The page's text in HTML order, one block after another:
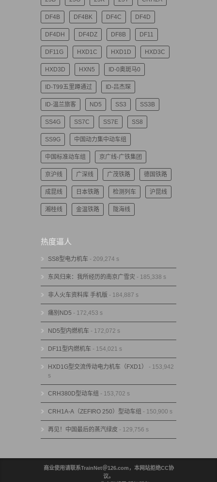
DF4B DF4BK DF4C DF4D
DF4DH DF4DZ DF8B DF11
DF11G HXD1C HXD1D HXD3C
HXD3D HXN5 ID-0奥斑马0
ID-T99五里蹲通过 ID-吕杰琛
ID-温兰旅客 ND5 SS3 SS3B
SS4G SS7C SS7E SS8
SS9G 中国动力集中动车组
中国标准动车组 京广线-广铁集团
京沪线 广深线 广茂铁路 德国铁路
成昆线 日本铁路 检测列车 沪昆线
湘桂线 金温铁路 陇海线
热度逼人
SS8型电力机车 - 209,274 s
东风归来：我所经历的南京广雪灾 - 185,338 s
非人火车资料库 手机版 - 184,887 s
痛别ND5 - 172,453 s
ND5型内燃机车 - 172,072 s
DF11型内燃机车 - 154,021 s
HXD1G型交流传动电力机车（FXD1）
- 153,942
s
CRH380D型动车组 - 153,702 s
CRH1A-A（ZEFIRO 250）型动车组 - 150,900 s
再见！中国最后的蒸汽绿皮 - 129,756 s
商业使用请联系TrainNet＠126.com，本网站拒绝CC协
议。